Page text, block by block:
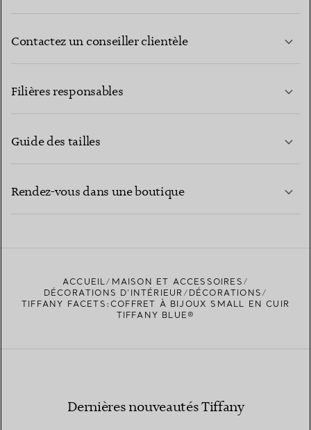
Contactez un conseiller clientèle
Filières responsables
Guide des tailles
Rendez-vous dans une boutique
TROUVEZ LA BOUTIQUE LA PLUS PROCHE
ACCUEIL
MAISON ET ACCESSOIRES
DÉCORATIONS D'INTÉRIEUR
DÉCORATIONS
TIFFANY FACETS:COFFRET À BIJOUX SMALL EN CUIR
TIFFANY BLUE®
Dernières nouveautés Tiffany